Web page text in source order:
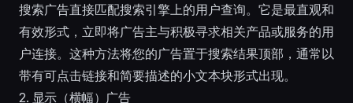
搜索广告直接匹配搜索引擎上的用户查询。它是最直观和
有效形式，立即将广告主与积极寻求相关产品或服务的用
户连接。这种方法将您的广告置于搜索结果顶部，通常以
带有可点击链接和简要描述的小文本块形式出现。
2. 显示（横幅）广告